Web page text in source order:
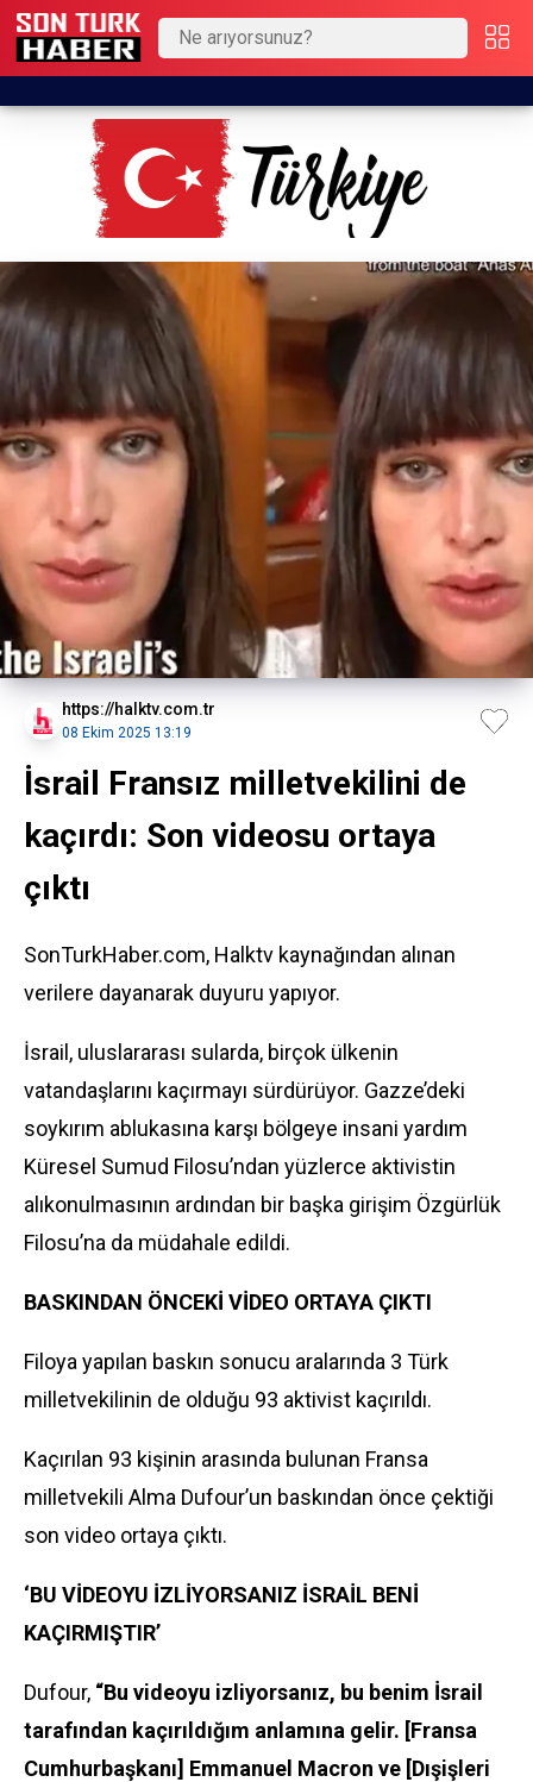
https://halktv.com.tr
08 Ekim 2025 13:19
İsrail Fransız milletvekilini de
kaçırdı: Son videosu ortaya
çıktı
SonTurkHaber.com, Halktv kaynağından alınan
verilere dayanarak duyuru yapıyor.
İsrail, uluslararası sularda, birçok ülkenin
vatandaşlarını kaçırmayı sürdürüyor. Gazze’deki
soykırım ablukasına karşı bölgeye insani yardım
Küresel Sumud Filosu’ndan yüzlerce aktivistin
alıkonulmasının ardından bir başka girişim Özgürlük
Filosu’na da müdahale edildi.
BASKINDAN ÖNCEKİ VİDEO ORTAYA ÇIKTI
Filoya yapılan baskın sonucu aralarında 3 Türk
milletvekilinin de olduğu 93 aktivist kaçırıldı.
Kaçırılan 93 kişinin arasında bulunan Fransa
milletvekili Alma Dufour’un baskından önce çektiği
son video ortaya çıktı.
‘BU VİDEOYU İZLİYORSANIZ İSRAİL BENİ
KAÇIRMIŞTIR’
Dufour, “Bu videoyu izliyorsanız, bu benim İsrail
tarafından kaçırıldığım anlamına gelir. [Fransa
Cumhurbaşkanı] Emmanuel Macron ve [Dışişleri